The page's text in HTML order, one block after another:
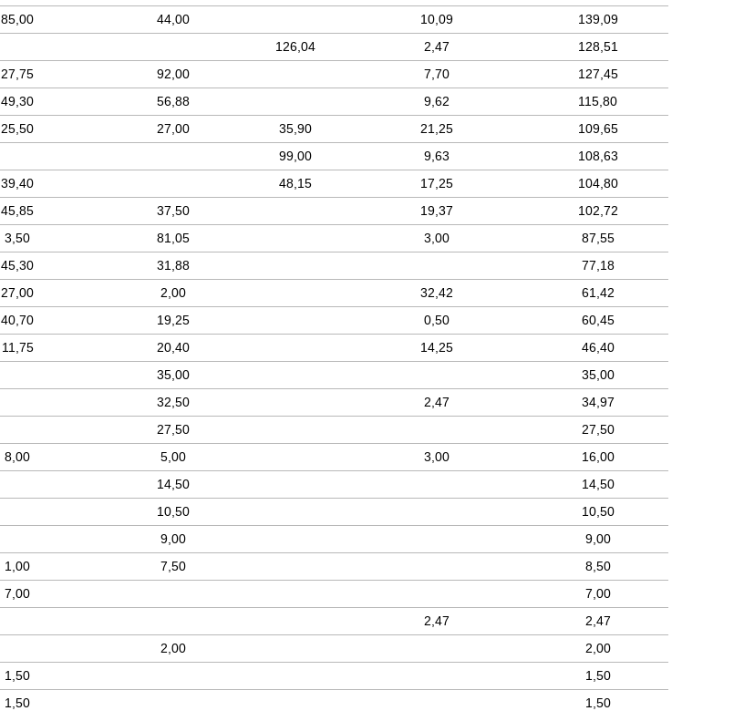
85,00 44,00 10,09
139,09
126,04 2,47
128,51
27,75 92,00 7,70
127,45
49,30 56,88 9,62
115,80
25,50 27,00 35,90 21,25
109,65
99,00 9,63
108,63
39,40 48,15 17,25
104,80
45,85 37,50 19,37
102,72
3,50 81,05 3,00
87,55
45,30 31,88
77,18
27,00 2,00 32,42
61,42
40,70 19,25 0,50
60,45
11,75 20,40 14,25
46,40
35,00
35,00
32,50 2,47
34,97
27,50
27,50
8,00 5,00 3,00
16,00
14,50
14,50
10,50
10,50
9,00
9,00
1,00 7,50
8,50
7,00
7,00
2,47
2,47
2,00
2,00
1,50
1,50
1,50
1,50